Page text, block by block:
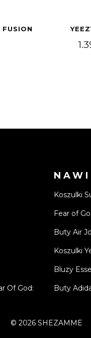
Of God:
Koszulki
Fear of
Buty Air
Koszulki
Bluzy
Buty
© 2026SHEZAMME